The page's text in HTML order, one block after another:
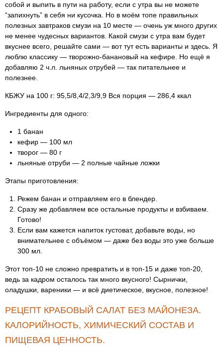
собой и выпить в пути на работу, если с утра вы не можете
“запихнуть” в себя ни кусочка. Но в моём топе правильных
полезных завтраков смузи на 10 месте — очень уж много других
не менее чудесных вариантов. Какой смузи с утра вам будет
вкуснее всего, решайте сами — вот тут есть варианты и здесь. Я
люблю классику — творожно-банановый на кефире. Но ещё я
добавляю 2 ч.л. льняных отрубей — так питательнее и
полезнее.
КБЖУ на 100 г: 95,5/8,4/2,3/9,9 Вся порция — 286,4 ккал
Ингредиенты для одного:
1 банан
кефир — 100 мл
творог — 80 г
льняные отруби — 2 полные чайные ложки
Этапы приготовления:
Режем банан и отправляем его в блендер.
Сразу же добавляем все остальные продукты и взбиваем.
Готово!
Если вам кажется напиток густоват, добавьте воды, но
внимательнее с объёмом — даже без воды это уже больше
300 мл.
Этот топ-10 не сложно превратить и в топ-15 и даже топ-20,
ведь за кадром осталось так много вкусного! Сырнички,
оладушки, вареники — и всё диетическое, вкусное, полезное!
РЕЦЕПТ КРАБОВЫЙ САЛАТ БЕЗ МАЙОНЕЗА.
КАЛОРИЙНОСТЬ, ХИМИЧЕСКИЙ СОСТАВ И
ПИЩЕВАЯ ЦЕННОСТЬ.